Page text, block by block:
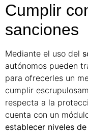
Cumplir
sanciones
Mediante el uso del
autónomos pueden
para ofrecerles un
cumplir
respecta a la
cuenta con un
establecer niveles